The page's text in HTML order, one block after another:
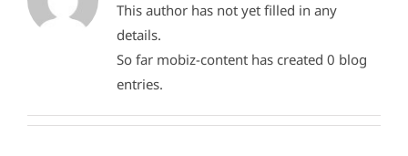
This author has not yet filled in any
details.
So far mobiz-content has created 0 blog
entries.